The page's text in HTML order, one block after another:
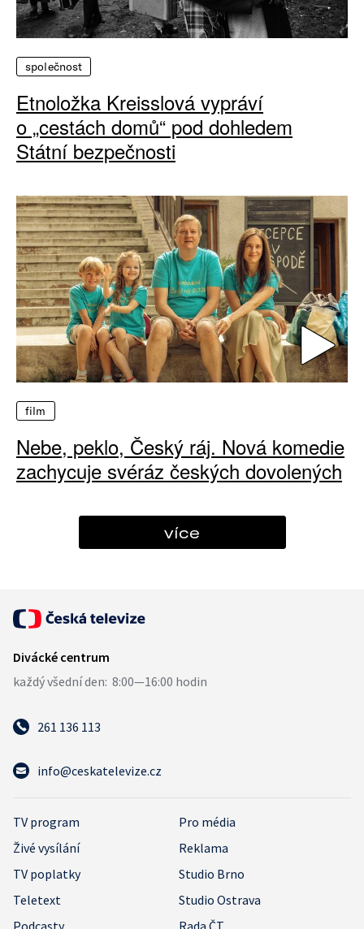
společnost
Etnoložka Kreisslová vypráví
o „cestách domů“ pod dohledem
Státní bezpečnosti
film
Nebe, peklo, Český ráj. Nová komedie
zachycuje svéráz českých dovolených
více
261 136 113
info@ceskatelevize.cz
TV program
Pro média
Živé vysílání
Reklama
TV poplatky
Studio Brno
Teletext
Studio Ostrava